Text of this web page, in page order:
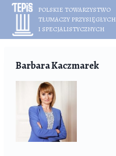
Przejdź
treści
POLSKIE TOWARZYSTWO
TŁUMACZY PRZYSIĘGŁYCH
I SPECJALISTYCZNYCH
Barbara Kaczmarek